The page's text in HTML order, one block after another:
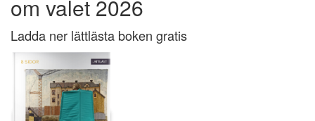
om valet 2026
Ladda ner lättlästa boken gratis